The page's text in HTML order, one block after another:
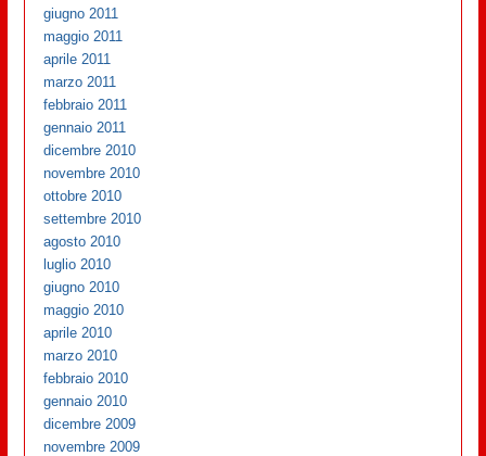
giugno 2011
maggio 2011
aprile 2011
marzo 2011
febbraio 2011
gennaio 2011
dicembre 2010
novembre 2010
ottobre 2010
settembre 2010
agosto 2010
luglio 2010
giugno 2010
maggio 2010
aprile 2010
marzo 2010
febbraio 2010
gennaio 2010
dicembre 2009
novembre 2009